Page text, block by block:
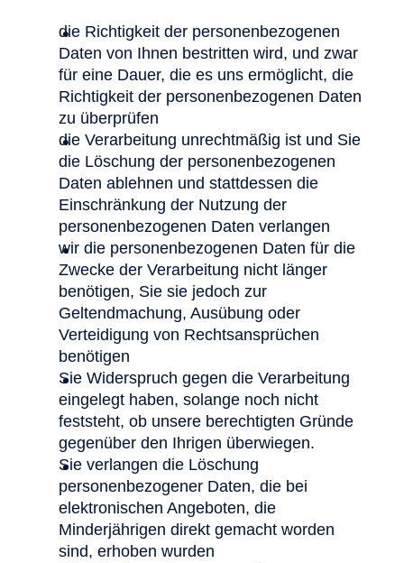
die Richtigkeit der personenbezogenen
Daten von Ihnen bestritten wird, und zwar
für eine Dauer, die es uns ermöglicht, die
Richtigkeit der personenbezogenen Daten
zu überprüfen
die Verarbeitung unrechtmäßig ist und Sie
die Löschung der personenbezogenen
Daten ablehnen und stattdessen die
Einschränkung der Nutzung der
personenbezogenen Daten verlangen
wir die personenbezogenen Daten für die
Zwecke der Verarbeitung nicht länger
benötigen, Sie sie jedoch zur
Geltendmachung, Ausübung oder
Verteidigung von Rechtsansprüchen
benötigen
Sie Widerspruch gegen die Verarbeitung
eingelegt haben, solange noch nicht
feststeht, ob unsere berechtigten Gründe
gegenüber den Ihrigen überwiegen.
Sie verlangen die Löschung
personenbezogener Daten, die bei
elektronischen Angeboten, die
Minderjährigen direkt gemacht worden
sind, erhoben wurden